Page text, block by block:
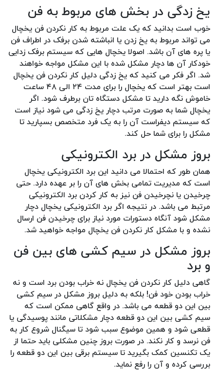
یخ زدگی در بخش های مربوط به فن
خوب است بدانید که یک علت مربوط به کار نکردن فن یخچال
می تواند مربوط به یخ زدن یا انباشته شدن برفک در اطراف فن
یا پره های آن باشد. اصولا یخچال هایی که سیستم برفک زدایی
خودکار آن ها دچار مشکل شده با این مشکل مواجه خواهند
شد. اگر فکر می کنید که یخ زدگی دلیل کار نکردن فن یخچال
است بهتر است که یخچال را برای مدت ۲۴ الی ۴۸ ساعت
خاموش نگه دارید تا مشکل دستگاه تان برطرف شود. اگر
یخچال شما به صورت مرتب دچار یخ زدگی می شود نیاز است
که سیستم دیفراست آن را به یک فرد متخصص بسپارید تا
مشکل را برای شما حل کند.
بروز مشکل در برد الکترونیکی
همان طور که احتمالا می دانید این برد الکترونیکی یخچال
است که مدیریت تمامی بخش های آن را بر عهده دارد. حتی
چرخیدن یا نچرخیدن فن نیز به کار کردن برد الکترونیکی
مرتبط می باشد. در نتیجه اگر برد الکترونیکی یخچال دچار
مشکل شود آنگاه دستورات مورد نیاز برای چرخیدن فن ارسال
نشده و با مشکل کار نکردن فن یخچال مواجه خواهید شد.
بروز مشکل در سیم کشی های بین فن
و برد
گاهی دلیل کار نکردن فن یخچال نه خراب بودن برد است و نه
خراب بودن خود فن! بلکه به دلیل بروز مشکل در سیم کشی
بین این دو قطعه می باشد. در واقع گاهی ممکن است که
سیم کشی بین این دو قطعه دچار مشکلاتی مانند پوسیدگی یا
قطعی شود و همین موضوع سبب شود تا سیگنال شروع کار به
فن نرسد و کار نکند. در صورت بروز چنین مشکلی باید حتما از
یک تکنسین کمک بگیرید تا سیستم برقی بین این دو قطعه را
بررسی کرده و آن را رفع نماید.